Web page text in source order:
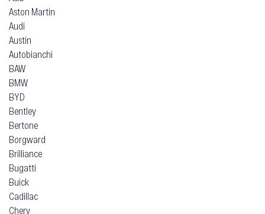
Aston Martin
Audi
Austin
Autobianchi
BAW
BMW
BYD
Bentley
Bertone
Borgward
Brilliance
Bugatti
Buick
Cadillac
Chery